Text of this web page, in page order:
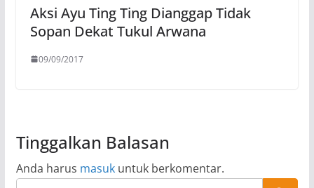
Aksi Ayu Ting Ting Dianggap Tidak
Sopan Dekat Tukul Arwana
09/09/2017
Tinggalkan Balasan
Anda harus masukuntuk berkomentar.